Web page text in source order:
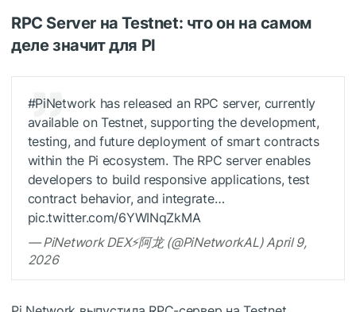
RPC Server на Testnet: что он на самом
деле значит для PI
#PiNetwork has released an RPC server, currently
available on Testnet, supporting the development,
testing, and future deployment of smart contracts
within the Pi ecosystem. The RPC server enables
developers to build responsive applications, test
contract behavior, and integrate…
pic.twitter.com/6YWINqZkMA
— PiNetwork DEX⚡️阿龙 (@PiNetworkAL) April 9,
2026